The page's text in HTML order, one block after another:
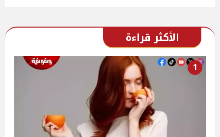
الأكثر قراءة
1